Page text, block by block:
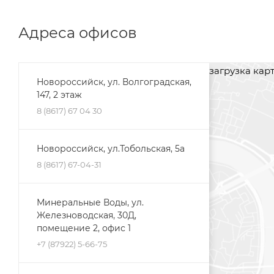
Адреса офисов
Новороссийск, ул. Волгоградская,
147, 2 этаж
8 (8617) 67 04 30
Новороссийск, ул.Тобольская, 5а
8 (8617) 67-04-31
Минеральные Воды, ул.
Железноводская, 30Д,
помещение 2, офис 1
+7 (87922) 5-66-75
загрузка